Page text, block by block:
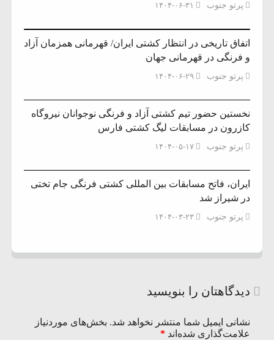
پرتو جنوب ۱۴۰۴-۰۶-۳۱
اتفاق تاریخی در انتظار کشتی ایران/ قهرمانی همزمان آزاد
و فرنگی در قهرمانی جهان
پرتو جنوب ۱۴۰۴-۰۶-۲۹
نخستین حضور تیم کشتی آزاد و فرنگی نوجوانان نیروگاه
کازرون در مسابقات لیگ کشتی فارس
پرتو جنوب ۱۴۰۴-۰۵-۱۷
ایران، فاتح مسابقات بین المللی کشتی فرنگی جام تختی
در شیراز شد
پرتو جنوب ۱۴۰۴-۰۳-۲۳
دیدگاهتان را بنویسید
نشانی ایمیل شما منتشر نخواهد شد. بخش‌های موردنیاز
علامت‌گذاری شده‌اند *